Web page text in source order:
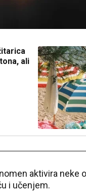
ali
aktivira neke
i učenjem.